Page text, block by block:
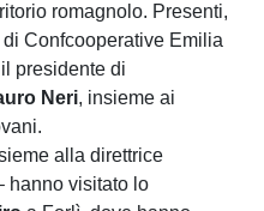
romagnolo. Presenti,
Confcooperative Emilia
presidente di
Neri, insieme ai
alla direttrice
hanno visitato lo